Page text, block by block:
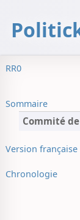
RR0
Sommaire
Commité
Version française
Chronologie